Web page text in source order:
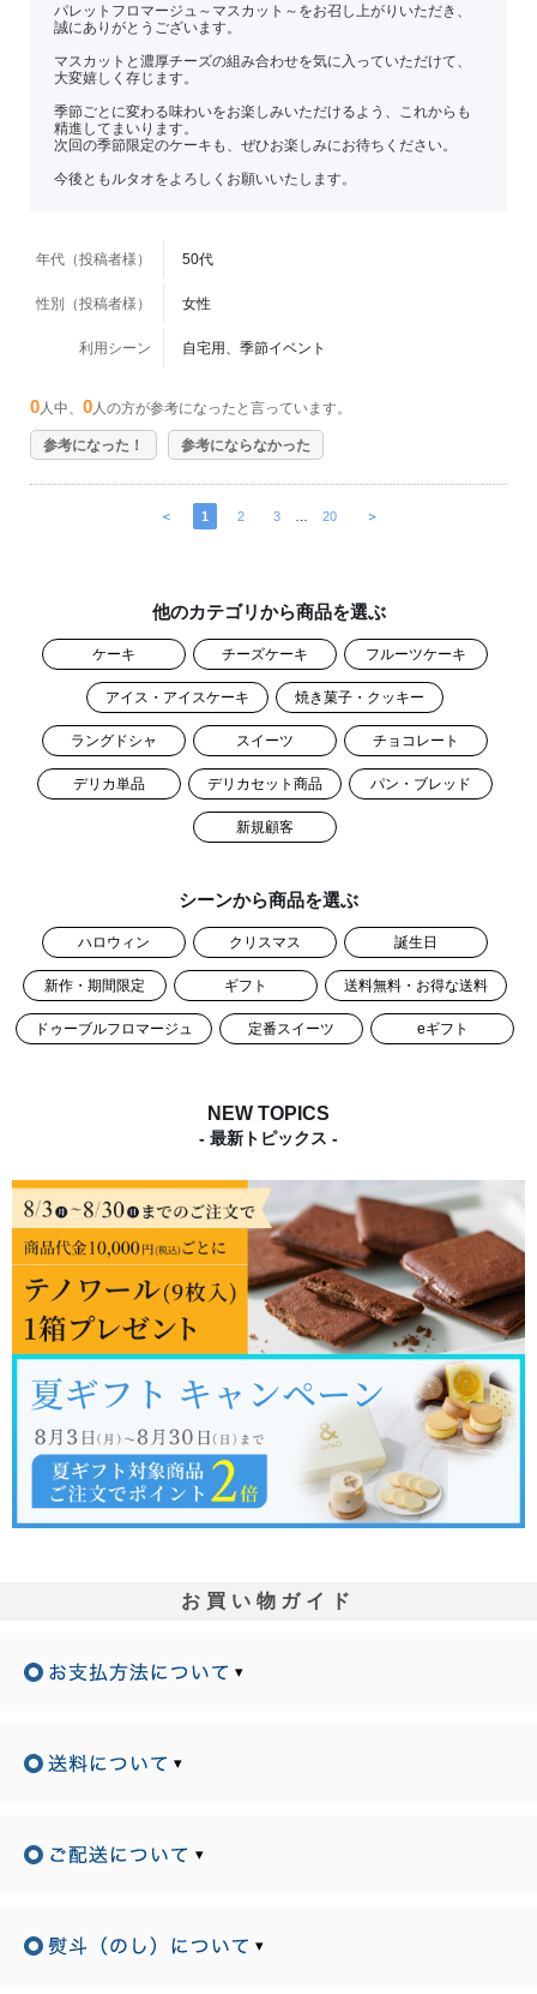
パレットフロマージュ～マスカット～をお召し上がりいただき、
誠にありがとうございます。
マスカットと濃厚チーズの組み合わせを気に入っていただけて、
大変嬉しく存じます。
季節ごとに変わる味わいをお楽しみいただけるよう、これからも
精進してまいります。
次回の季節限定のケーキも、ぜひお楽しみにお待ちください。
今後ともルタオをよろしくお願いいたします。
年代（投稿者様） 50代
性別（投稿者様） 女性
利用シーン 自宅用、季節イベント
0 人中、 0 人の方が参考になったと言っています。
参考になった！ 参考にならなかった
＜ 1 2 3 20 ＞
他のカテゴリから商品を選ぶ
ケーキ チーズケーキ フルーツケーキ
アイス・アイスケーキ 焼き菓子・クッキー
ラングドシャ スイーツ チョコレート
デリカ単品 デリカセット商品 パン・ブレッド
新規顧客
シーンから商品を選ぶ
ハロウィン クリスマス 誕生日
新作・期間限定 ギフト 送料無料・お得な送料
ドゥーブルフロマージュ 定番スイーツ eギフト
NEW TOPICS
- 最新トピックス -
お買い物ガイド
▾
▾
▾
▾